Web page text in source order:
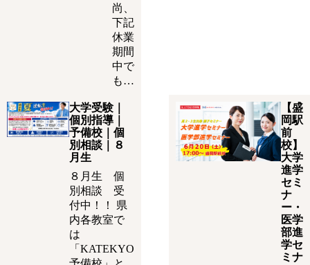
尚、
下記
休業
期間
中で
も…
大学受験｜
個別指導｜
予備校｜個
別相談｜８
月生
８月生 個
別相談 受
付中！！ 県
内各教室で
は
「KATEKYO
【盛
岡駅
前
校】
大学
進学
セミ
ナ
ー・
医学
部進
学セ
ミナ